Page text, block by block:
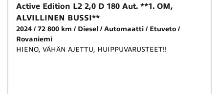
Active Edition L2 2,0 D 180 Aut. **1. OM,
ALVILLINEN BUSSI**
2024 72 800 km Diesel Automaatti
Etuveto
Rovaniemi
HIENO, VÄHÄN AJETTU, HUIPPUVARUSTEET!!